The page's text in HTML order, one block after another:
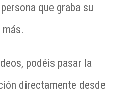
que graba su
podéis pasar la
directamente desde